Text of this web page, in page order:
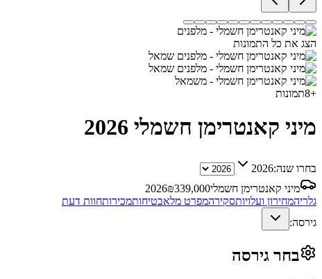
הצג את כל התמונות
+
8תמונות
מיני קאנטרימן חשמלי 2026
בחרו שנה:2026
מיני קאנטרימן חשמלי
2026₪339,000
גלריהמחירון ועלויותסקירהמפרט מלאבטיחותמכירותחוות דעת
גירסה:
בחר גירסה